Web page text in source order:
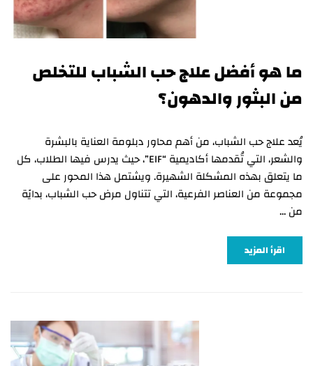
ما هو أفضل علاج حب الشباب للتخلص
من البثور والدهون؟
يُعد علاج حب الشباب، من أهم محاور دبلومة العناية بالبشرة
والشعر، التي تُقدمها أكاديمية “EIF”، حيث يدرس فيها الطلاب، كل
ما يتعلق بهذه المشكلة الشهيرة. ويشتمل هذا المحور على
مجموعة من العناصر الفرعية، التي تتناول مرض حب الشباب، بدايًة
من …
اقرأ المزيد